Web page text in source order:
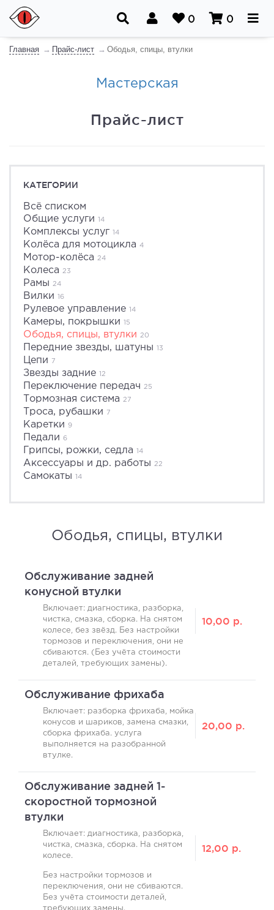
0 0
Главная Прайс-лист Ободья, спицы, втулки
Мастерская
Прайс-лист
КАТЕГОРИИ
Всё списком
Общие услуги
14
Комплексы услуг 14
Колёса для мотоцикла 4
Мотор-колёса 24
Колеса 23
Рамы 24
Вилки 16
Рулевое управление 14
Камеры, покрышки 15
Ободья, спицы, втулки 20
Передние звезды, шатуны 13
Цепи 7
Звезды задние 12
Переключение передач 25
Тормозная система 27
Троса, рубашки 7
Каретки 9
Педали 6
Грипсы, рожки, седла 14
Аксессуары и др. работы 22
Самокаты 14
Ободья, спицы, втулки
Обслуживание задней
конусной втулки
Включает: диагностика, разборка,
чистка, смазка, сборка. На снятом
колесе, без звёзд. Без настройки
тормозов и переключения, они не
сбиваются. (Без учёта стоимости
деталей, требующих замены).
10,00 р.
Обслуживание фрихаба
Включает: разборка фрихаба, мойка
конусов и шариков, замена смазки,
сборка фрихаба. услуга
выполняется на разобранной
втулке.
20,00 р.
Обслуживание задней 1-
скоростной тормозной
втулки
Включает: диагностика, разборка,
чистка, смазка, сборка. На снятом
колесе.
Без настройки тормозов и
переключения, они не сбиваются.
Без учёта стоимости деталей,
требующих замены.
12,00 р.